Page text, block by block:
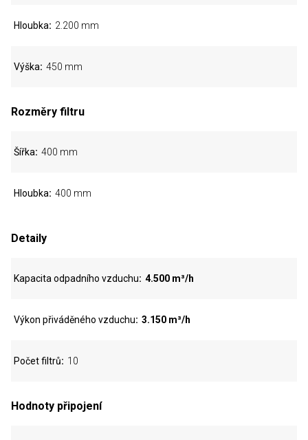
Hloubka 2.200 mm
Výška 450 mm
Rozměry filtru
Šířka 400 mm
Hloubka 400 mm
Detaily
Kapacita odpadního vzduchu 4.500 m³/h
Výkon přiváděného vzduchu 3.150 m³/h
Počet filtrů 10
Hodnoty připojení